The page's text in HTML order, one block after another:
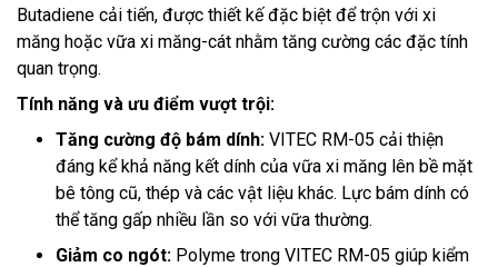
Butadiene cải tiến, được thiết kế đặc biệt để trộn với xi
măng hoặc vữa xi măng-cát nhằm tăng cường các đặc tính
quan trọng.
Tính năng và ưu điểm vượt trội:
Tăng cường độ bám dính: VITEC RM-05 cải thiện
đáng kể khả năng kết dính của vữa xi măng lên bề mặt
bê tông cũ, thép và các vật liệu khác. Lực bám dính có
thể tăng gấp nhiều lần so với vữa thường.
Giảm co ngót: Polyme trong VITEC RM-05 giúp kiểm